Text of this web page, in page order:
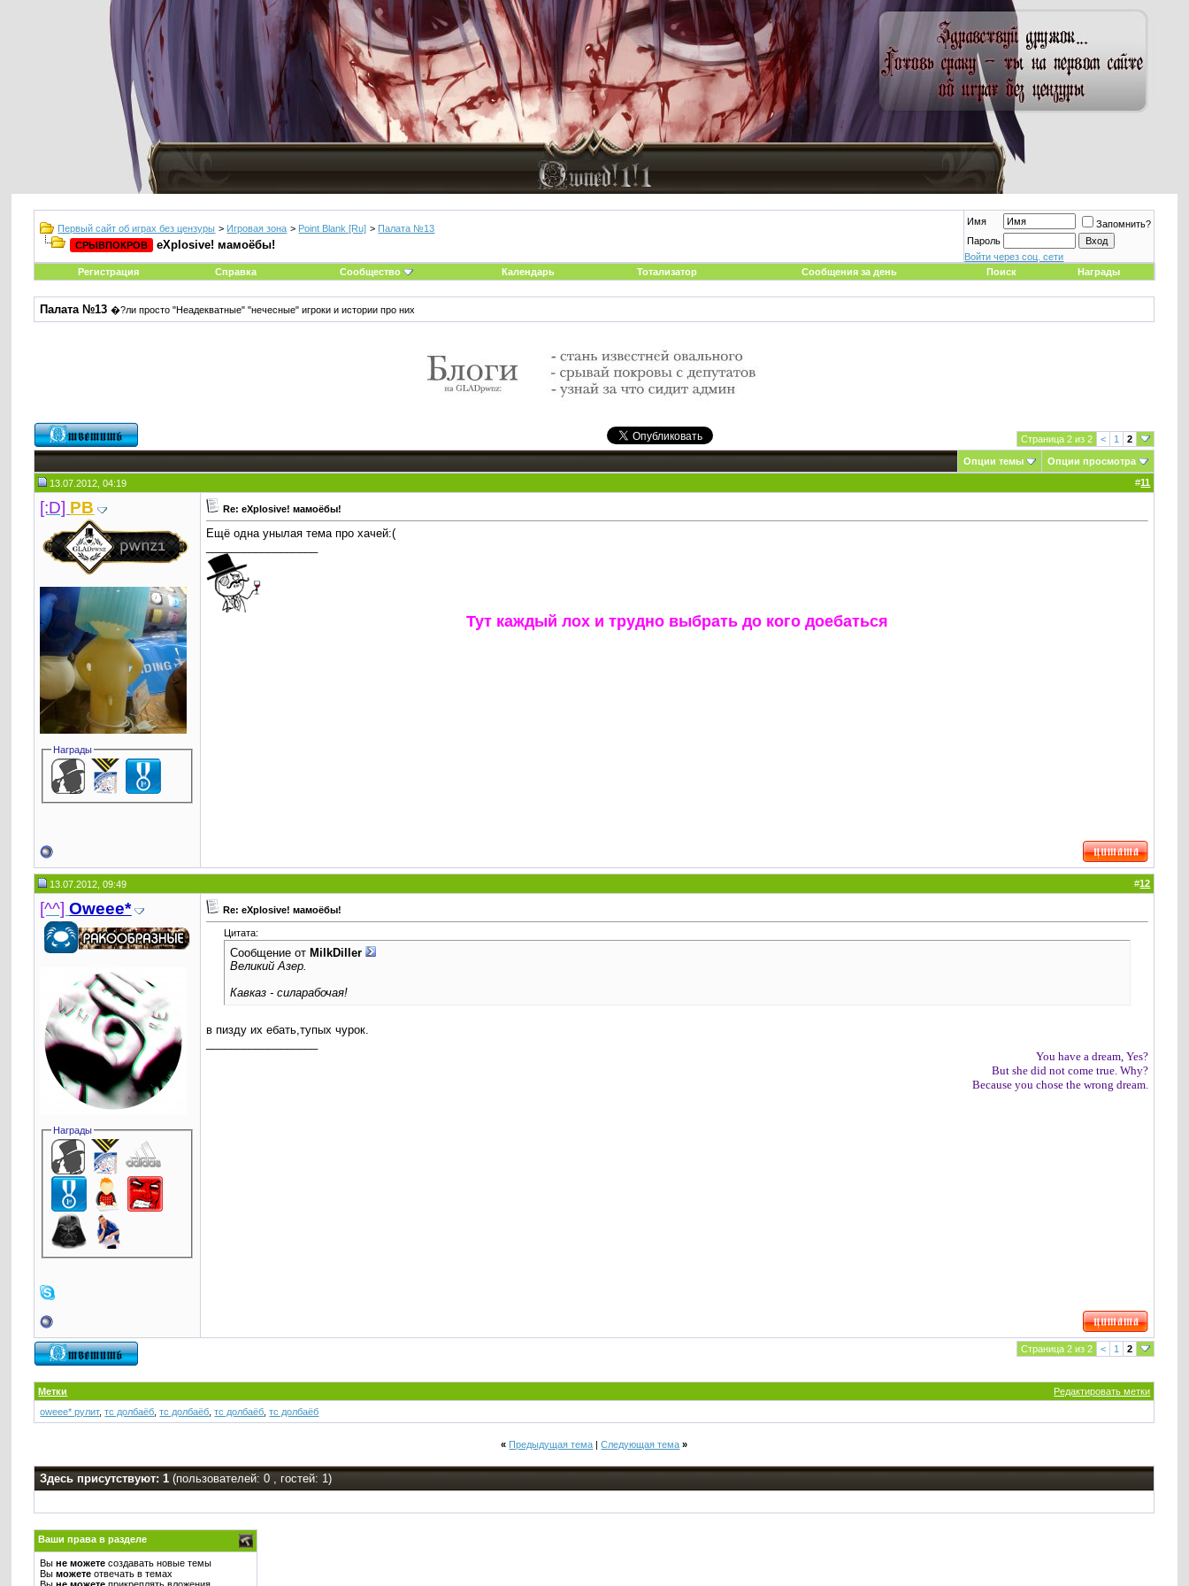
Первый сайт об играх без цензуры > Игровая зона > Point Blank [Ru] > Палата №13
СРЫВПОКРОВ
eXplosive! мамоёбы!
Имя
Запомнить?
Пароль
Войти через соц. сети
Регистрация
Справка Сообщество Календарь Тотализатор Сообщения за день Поиск Награды
Палата №13 �?ли просто "Неадекватные" "нечесные" игроки и истории про них
Страница 2 из 2 < 1 2
Опции темы Опции просмотра
13.07.2012, 04:19 #11
[:D] PB
Награды
Re: eXplosive! мамоёбы!
Ещё одна унылая тема про хачей:(
Тут каждый лох и трудно выбрать до кого доебаться
13.07.2012, 09:49 #12
[^^]Oweee*
Награды
Re: eXplosive! мамоёбы!
Цитата:
Сообщение от MilkDiller
Великий Азер.
Кавказ - силарабочая!
в пизду их ебать,тупых чурок.
You have a dream, Yes?
But she did not come true. Why?
Because you chose the wrong dream.
Страница 2 из 2 < 1 2
Редактировать метки
Метки
oweee* рулит,тс долбаёб ,тс долбаёб ,тс долбаёб ,тс долбаёб
« Предыдущая тема |Следующая тема »
Здесь присутствуют: 1(пользователей: 0 , гостей: 1)
Ваши права в разделе
Выне можете создавать новые темы
Выможете отвечать в темах